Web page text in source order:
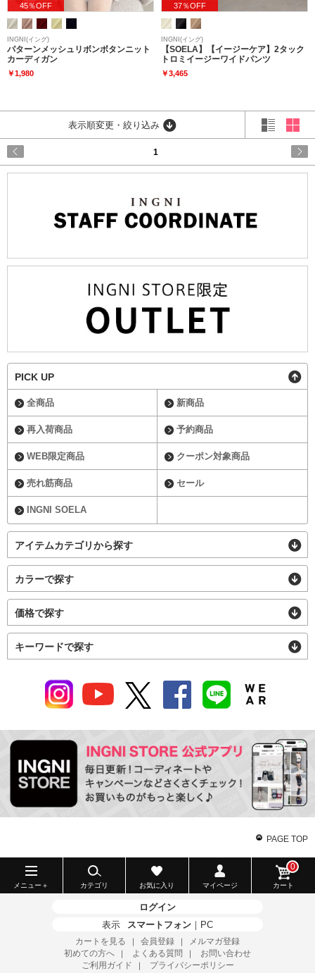
45％OFF
INGNI(イング)
パターンメッシュリボンボタンニット
カーディガン
￥1,980
37％OFF
INGNI(イング)
【SOELA】【イージーケア】2タック
トロミイージーワイドパンツ
￥3,465
表示順変更・絞り込み
1
PICK UP
全商品 新商品
再入荷商品 予約商品
WEB限定商品 クーポン対象商品
売れ筋商品 セール
INGNI SOELA
アイテムカテゴリから探す
カラーで探す
価格で探す
キーワードで探す
PAGE TOP
メニュー＋ カテゴリ お気に入り マイページ カート
0
ログイン
表示
スマートフォン ｜ PC
カートを見る ｜ 会員登録 ｜
メルマガ登録
初めての方へ
｜ よくある質問 ｜
お問い合わせ
ご利用ガイド
｜ プライバシーポリシー